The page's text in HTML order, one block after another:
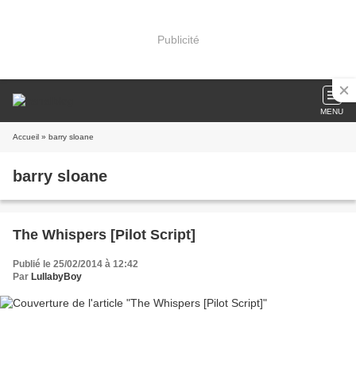
Publicité
MENU
Accueil » barry sloane
barry sloane
The Whispers [Pilot Script]
Publié le 25/02/2014 à 12:42
Par LullabyBoy